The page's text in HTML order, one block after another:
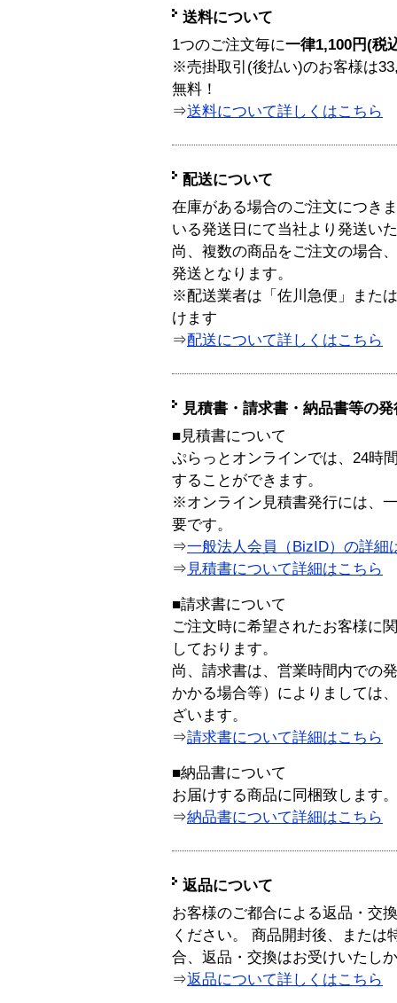
送料について
1つのご注文毎に一律1,100円(税
※売掛取引(後払い)のお客様は
無料！
⇒送料について詳しくはこちら
配送について
在庫がある場合のご注文につき
いる発送日にて当社より発送い
尚、複数の商品をご注文の場合
発送となります。
※配送業者は「佐川急便」また
けます
⇒配送について詳しくはこちら
見積書・請求書・納品書等の
■見積書について
ぷらっとオンラインでは、24時
することができます。
※オンライン見積書発行には、
要です。
⇒一般法人会員（BizID）の詳細
⇒ 見積書について詳細はこちら
■請求書について
ご注文時に希望されたお客様に
しております。
尚、請求書は、営業時間内での
かかる場合等）によりましては
ざいます。
⇒請求書について詳細はこちら
■納品書について
お届けする商品に同梱致します。
⇒納品書について詳細はこちら
返品について
お客様のご都合による返品・交
ください。 商品開封後、または
合、返品・交換はお受けいたし
⇒返品について詳しくはこちら